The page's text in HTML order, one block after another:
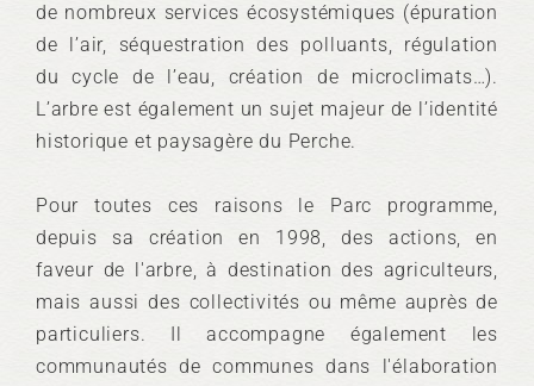
de nombreux services écosystémiques (épuration
de l’air, séquestration des polluants, régulation
du cycle de l’eau, création de microclimats…).
L’arbre est également un sujet majeur de l’identité
historique et paysagère du Perche.
Pour toutes ces raisons le Parc programme,
depuis sa création en 1998, des actions, en
faveur de l'arbre, à destination des agriculteurs,
mais aussi des collectivités ou même auprès de
particuliers. Il accompagne également les
communautés de communes dans l'élaboration